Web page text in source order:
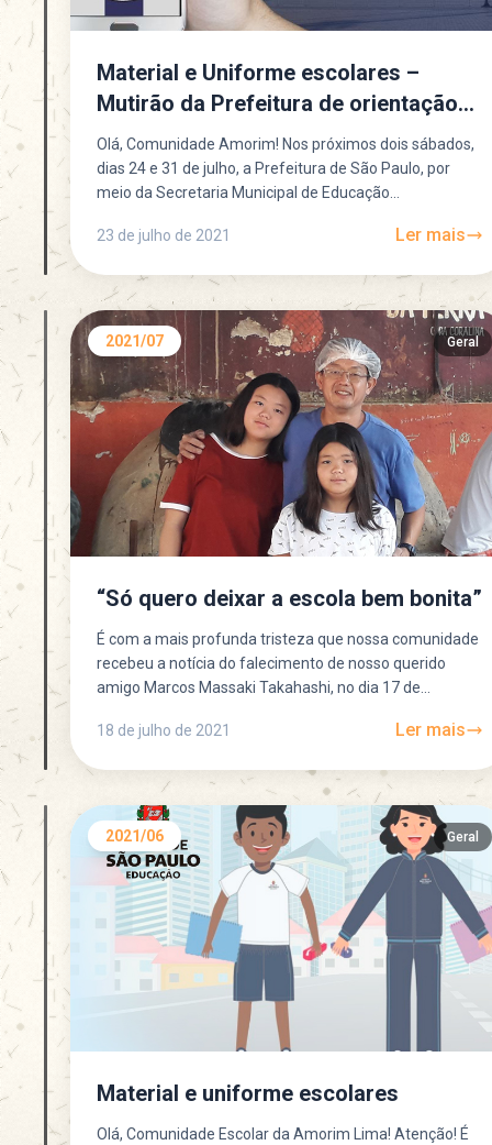
Material e Uniforme escolares –
Mutirão da Prefeitura de orientação
as famílias
Olá, Comunidade Amorim! Nos próximos dois sábados,
dias 24 e 31 de julho, a Prefeitura de São Paulo, por
meio da Secretaria Municipal de Educação...
23 de julho de 2021 Ler mais
2021/07 Geral
“Só quero deixar a escola bem bonita”
É com a mais profunda tristeza que nossa comunidade
recebeu a notícia do falecimento de nosso querido
amigo Marcos Massaki Takahashi, no dia 17 de...
18 de julho de 2021 Ler mais
2021/06 Geral
Material e uniforme escolares
Olá, Comunidade Escolar da Amorim Lima! Atenção! É